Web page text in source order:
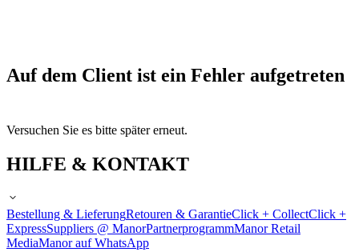
Auf dem Client ist ein Fehler aufgetreten
Versuchen Sie es bitte später erneut.
HILFE & KONTAKT
Bestellung & LieferungRetouren & GarantieClick + CollectClick +
ExpressSuppliers @ ManorPartnerprogrammManor Retail
MediaManor auf WhatsApp